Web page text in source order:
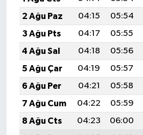
2 Ağu Paz
04:15 05:54
3 Ağu Pts
04:17 05:55
4 Ağu Sal
04:18 05:56
5 Ağu Çar
04:19 05:57
6 Ağu Per
04:21 05:58
7 Ağu Cum
04:22 05:59
8 Ağu Cts
04:23 06:00